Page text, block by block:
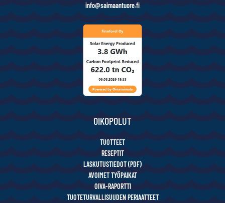
info@saimaantuore.fi
OIKOPOLUT
TUOTTEET
RESEPTIT
LASKUTUSTIEDOT (PDF)
AVOIMET TYÖPAIKAT
OIVA-RAPORTTI
TUOTETURVALLISUUDEN PERIAATTEET